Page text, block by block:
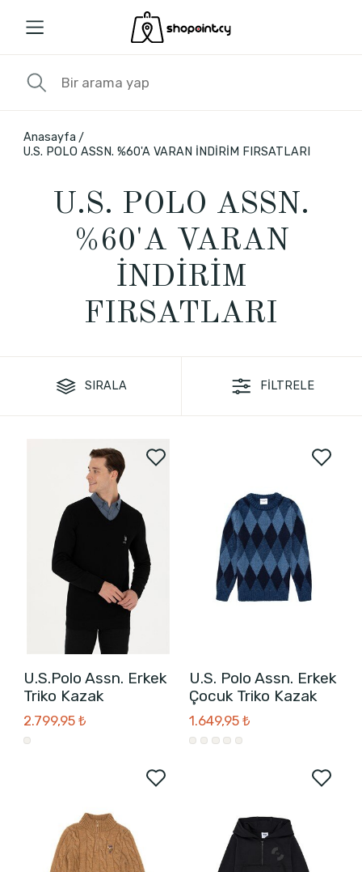
Anasayfa
U.S. POLO ASSN. %60'A VARAN İNDİRİM FIRSATLARI
U.S. POLO ASSN.
%60'A VARAN
İNDİRİM
FIRSATLARI
SIRALA FİLTRELE
U.S.Polo Assn. Erkek
Triko Kazak
2.799,95 ₺
U.S. Polo Assn. Erkek
Çocuk Triko Kazak
1.649,95 ₺